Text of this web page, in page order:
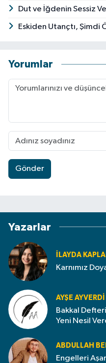
Dut ve İğdenin Sessiz
Eskiden Utançtı, Şimdi
Yorumlar
Gönder
Yazarlar
İLAYDA
Karnımız
AYŞE AYVERDI
Bakkal
Yeni Nesil
ABDULLAH
Engelleri